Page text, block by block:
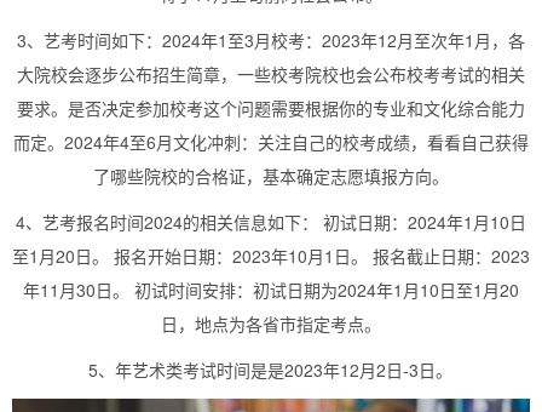
3、艺考时间如下：2024年1至3月校考：2023年12月至次年1月，各
大院校会逐步公布招生简章，一些校考院校也会公布校考考试的相关
要求。是否决定参加校考这个问题需要根据你的专业和文化综合能力
而定。2024年4至6月文化冲刺：关注自己的校考成绩，看看自己获得
了哪些院校的合格证，基本确定志愿填报方向。
4、艺考报名时间2024的相关信息如下： 初试日期：2024年1月10日
至1月20日。 报名开始日期：2023年10月1日。 报名截止日期：2023
年11月30日。 初试时间安排：初试日期为2024年1月10日至1月20
日，地点为各省市指定考点。
5、年艺术类考试时间是是2023年12月2日-3日。